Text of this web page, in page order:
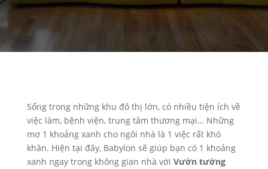
Sống trong những khu đô thị lớn, có nhiều tiện ích về
việc làm, bệnh viện, trung tâm thương mại… Những
mơ 1 khoảng xanh cho ngôi nhà là 1 việc rất khó
khăn. Hiện tại đây, Babylon sẽ giúp bạn có 1 khoảng
xanh ngay trong không gian nhà với Vườn tường